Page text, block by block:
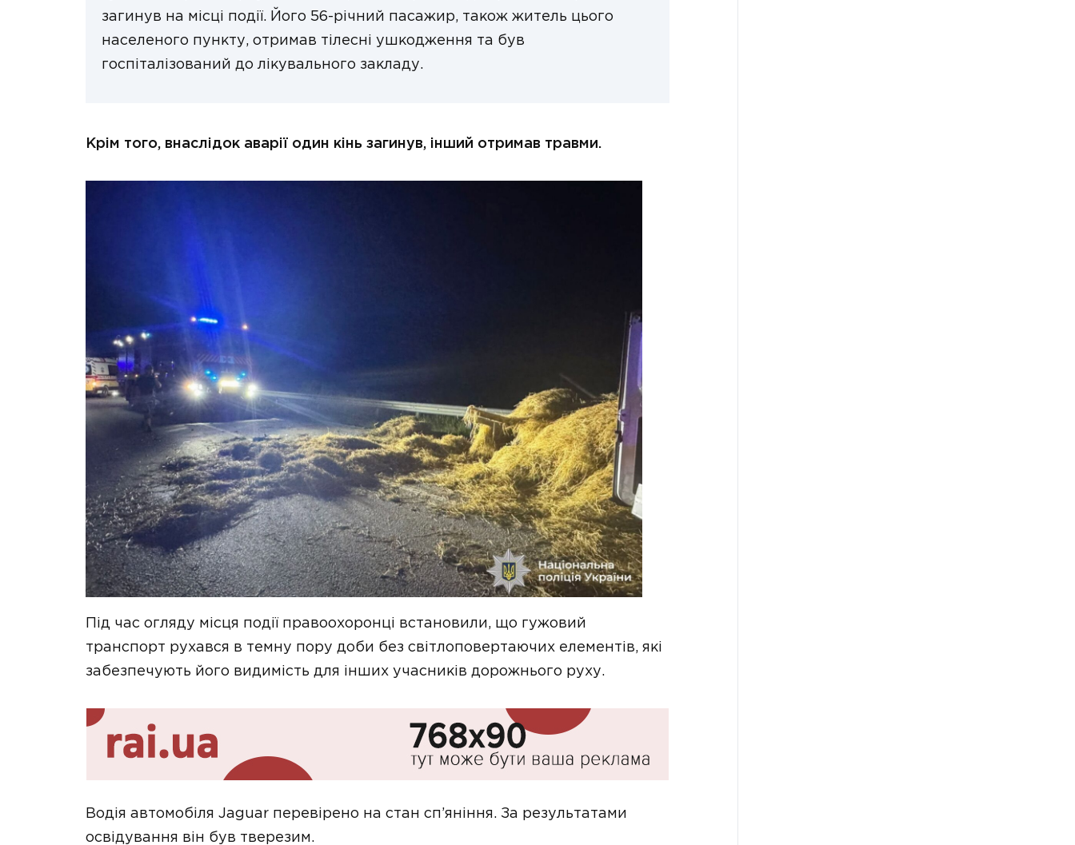
загинув на місці події. Його 56-річний пасажир, також житель цього
населеного пункту, отримав тілесні ушкодження та був
госпіталізований до лікувального закладу.
Крім того, внаслідок аварії один кінь загинув, інший отримав травми.
Під час огляду місця події правоохоронці встановили, що гужовий
транспорт рухався в темну пору доби без світлоповертаючих елементів, які
забезпечують його видимість для інших учасників дорожнього руху.
Водія автомобіля Jaguar перевірено на стан сп’яніння. За результатами
освідування він був тверезим.